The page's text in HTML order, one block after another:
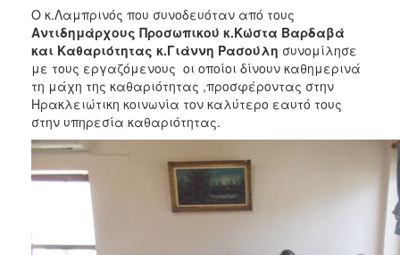
2013
2012
2011
2010
2006
ΕΠΙΣΚΕΠΤΗΣ
Ο κ.Λαμπρινός που συνοδευόταν από τους
Αντιδημάρχους Προσωπικού κ.Κώστα Βαρδαβά
και Καθαριότητας κ.Γιάννη Ρασούλη συνομίλησε
με τους εργαζόμενους οι οποίοι δίνουν καθημερινά
τη μάχη της καθαριότητας ,προσφέροντας στην
Ηρακλειώτικη κοινωνία τον καλύτερο εαυτό τους
στην υπηρεσία καθαριότητας.